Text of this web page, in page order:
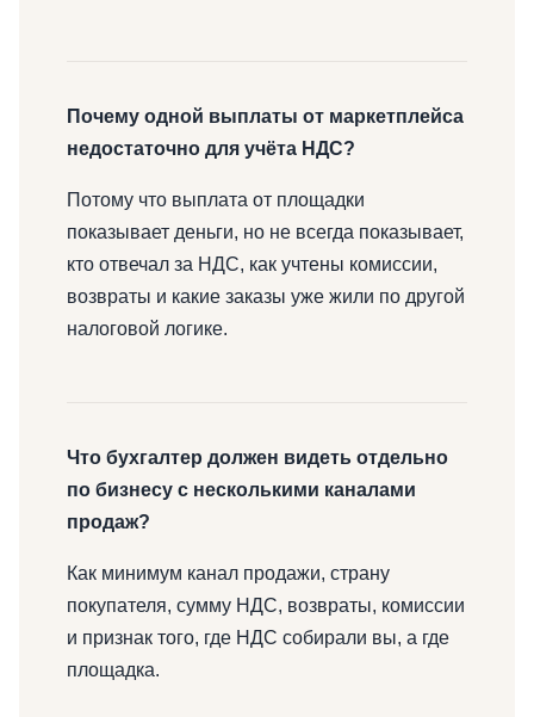
Почему одной выплаты от маркетплейса
недостаточно для учёта НДС?
Потому что выплата от площадки
показывает деньги, но не всегда показывает,
кто отвечал за НДС, как учтены комиссии,
возвраты и какие заказы уже жили по другой
налоговой логике.
Что бухгалтер должен видеть отдельно
по бизнесу с несколькими каналами
продаж?
Как минимум канал продажи, страну
покупателя, сумму НДС, возвраты, комиссии
и признак того, где НДС собирали вы, а где
площадка.